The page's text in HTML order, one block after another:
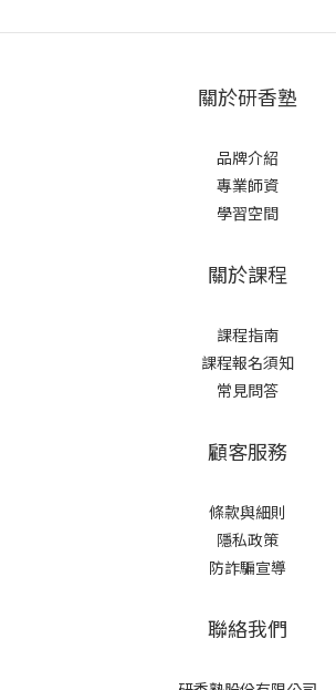
關於研香塾
品牌介紹
專業師資
學習空間
關於課程
課程指南
課程報名須知
常見問答
顧客服務
條款與細則
隱私政策
防詐騙宣導
聯絡我們